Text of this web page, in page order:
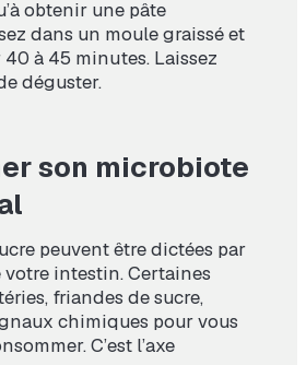
obtenir une pâte
dans un moule graissé et
à 45 minutes. Laissez
déguster.
son microbiote
peuvent être dictées par
votre intestin. Certaines
friandes de sucre,
chimiques pour vous
C’est l’axe